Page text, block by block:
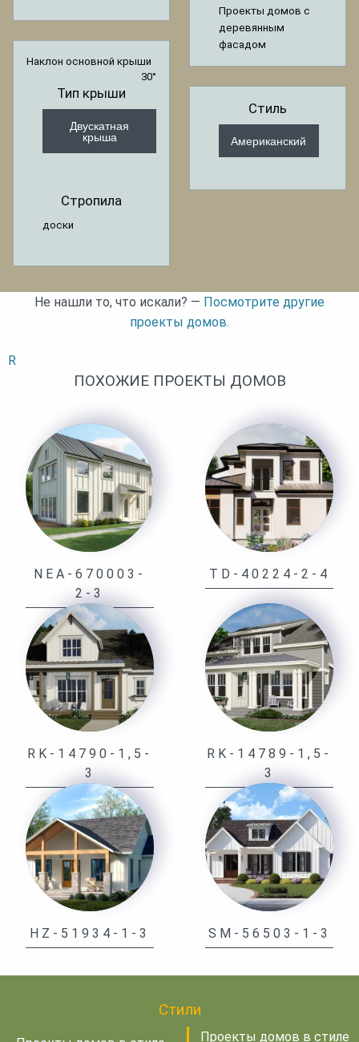
Наклон основной крыши
30°
Тип крыши
Двускатная
крыша
Стропила
доски
Проекты домов с
деревянным
фасадом
Стиль
Американский
Не нашли то, что искали? — Посмотрите другие
проекты домов.
R
ПОХОЖИЕ ПРОЕКТЫ ДОМОВ
NEA-670003-
2-3
TD-40224-2-4
RK-14790-1,5-
3
RK-14789-1,5-
3
HZ-51934-1-3 SM-56503-1-3
Стили
Проекты домов в стиле